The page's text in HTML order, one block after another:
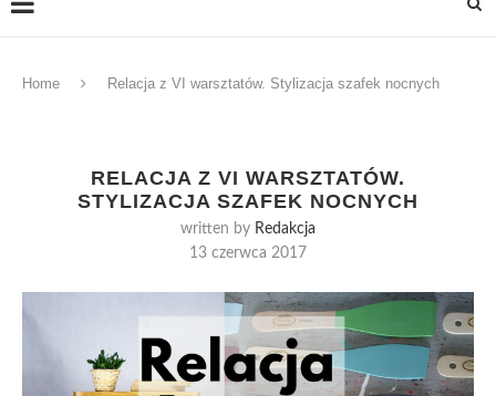
Home Relacja z VI warsztatów. Stylizacja szafek nocnych
RELACJA Z VI WARSZTATÓW.
STYLIZACJA SZAFEK NOCNYCH
written by Redakcja
13 czerwca 2017